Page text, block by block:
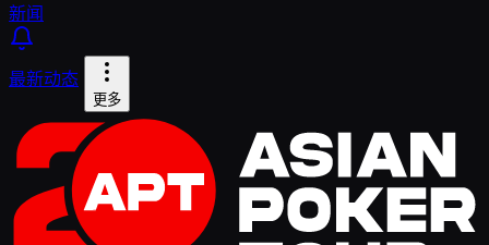
新闻
最新动态
更多